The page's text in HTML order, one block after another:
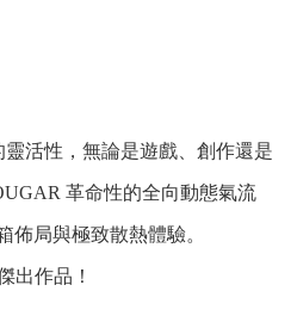
活性，無論是遊戲、創作還是
革命性的全向動態氣流
佈局與極致散熱體驗。
出作品！